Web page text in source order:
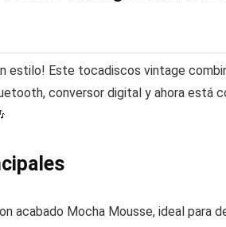
estilo! Este tocadiscos vintage
conversor digital y ahora está
acabado Mocha Mousse, ideal para